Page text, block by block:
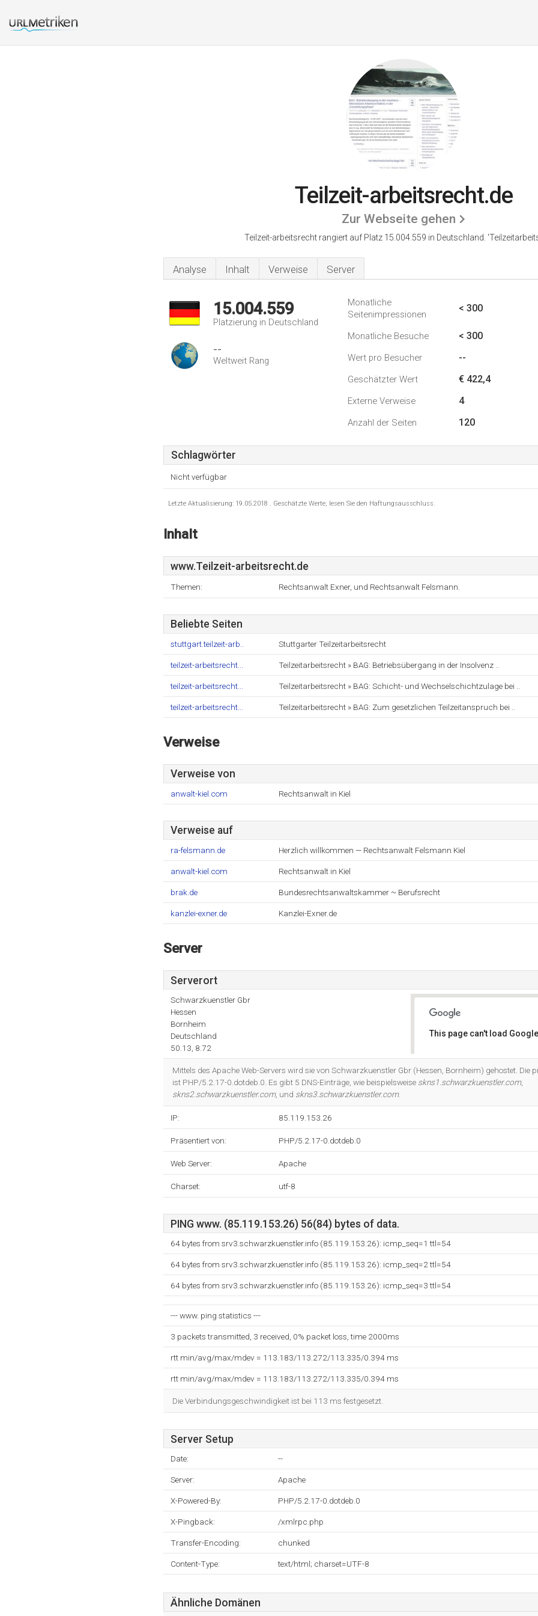
Teilzeit-arbeitsrecht.de
Zur Webseite gehen
Teilzeit-arbeitsrecht rangiert auf Platz 15.004.559 in Deutschland.
Analyse Inhalt Verweise Server
15.004.559
Platzierung in Deutschland
--
Weltweit Rang
Monatliche
Seitenimpressionen
< 300
Monatliche Besuche < 300
Wert pro Besucher --
Geschätzter Wert € 422,4
Externe Verweise 4
Anzahl der Seiten 120
Schlagwörter
Nicht verfügbar
Letzte Aktualisierung: 19.05.2018 . Geschätzte Werte, lesen Sie den Haftungsausschluss.
Inhalt
www.Teilzeit-arbeitsrecht.de
Themen: Rechtsanwalt Exner, und Rechtsanwalt Felsmann.
Beliebte Seiten
stuttgart.teilzeit-arb.. Stuttgarter Teilzeitarbeitsrecht
teilzeit-arbeitsrecht... Teilzeitarbeitsrecht » BAG: Betriebsübergang in der Insolvenz ..
teilzeit-arbeitsrecht... Teilzeitarbeitsrecht » BAG: Schicht- und Wechselschichtzulage bei ..
teilzeit-arbeitsrecht... Teilzeitarbeitsrecht » BAG: Zum gesetzlichen Teilzeitanspruch bei ..
Verweise
Verweise von
anwalt-kiel.com Rechtsanwalt in Kiel
Verweise auf
ra-felsmann.de Herzlich willkommen — Rechtsanwalt Felsmann Kiel
anwalt-kiel.com Rechtsanwalt in Kiel
brak.de Bundesrechtsanwaltskammer ~ Berufsrecht
kanzlei-exner.de Kanzlei-Exner.de
Server
Serverort
Schwarzkuenstler Gbr
Hessen
Bornheim
Deutschland
50.13, 8.72
This page can't load
Mittels des Apache Web-Servers wird sie von Schwarzkuenstler Gbr (Hessen, Bornheim) gehostet. Die
ist PHP/5.2.17-0.dotdeb.0. Es gibt 5 DNS-Einträge, wie beispielsweise skns1.schwarzkuenstler.com,
skns2.schwarzkuenstler.com, und skns3.schwarzkuenstler.com.
IP: 85.119.153.26
Präsentiert von: PHP/5.2.17-0.dotdeb.0
Web Server: Apache
Charset: utf-8
PING www. (85.119.153.26) 56(84) bytes of data.
64 bytes from srv3.schwarzkuenstler.info (85.119.153.26): icmp_seq=1 ttl=54
64 bytes from srv3.schwarzkuenstler.info (85.119.153.26): icmp_seq=2 ttl=54
64 bytes from srv3.schwarzkuenstler.info (85.119.153.26): icmp_seq=3 ttl=54
--- www. ping statistics ---
3 packets transmitted, 3 received, 0% packet loss, time 2000ms
rtt min/avg/max/mdev = 113.183/113.272/113.335/0.394 ms
rtt min/avg/max/mdev = 113.183/113.272/113.335/0.394 ms
Die Verbindungsgeschwindigkeit ist bei 113 ms festgesetzt.
Server Setup
Date: --
Server: Apache
X-Powered-By: PHP/5.2.17-0.dotdeb.0
X-Pingback: /xmlrpc.php
Transfer-Encoding: chunked
Content-Type: text/html; charset=UTF-8
Ähnliche Domänen